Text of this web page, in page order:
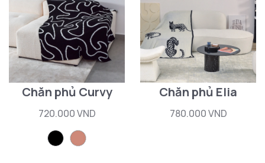
Chăn phủ Curvy
720.000 VND
Chăn phủ Elia
780.000 VND